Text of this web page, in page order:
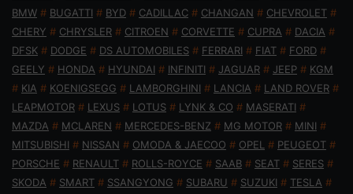
BMW # BUGATTI # BYD # CADILLAC # CHANGAN # CHEVROLET #
CHERY # CHRYSLER # CITROEN # CORVETTE # CUPRA # DACIA #
DFSK # DODGE # DS AUTOMOBILES # FERRARI # FIAT # FORD #
GEELY # HONDA # HYUNDAI # INFINITI # JAGUAR # JEEP # KGM
# KIA # KOENIGSEGG # LAMBORGHINI # LANCIA # LAND ROVER #
LEAPMOTOR # LEXUS # LOTUS # LYNK & CO # MASERATI #
MAZDA # MCLAREN # MERCEDES-BENZ # MG MOTOR # MINI #
MITSUBISHI # NISSAN # OMODA & JAECOO # OPEL # PEUGEOT #
PORSCHE # RENAULT # ROLLS-ROYCE # SAAB # SEAT # SERES #
SKODA # SMART # SSANGYONG # SUBARU # SUZUKI # TESLA #